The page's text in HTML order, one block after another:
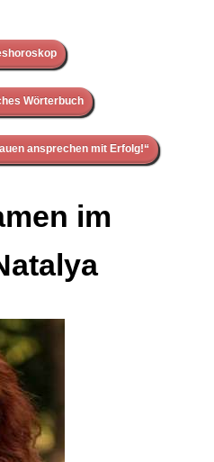
Wörterbuch
ansprechen mit Erfolg!“
im